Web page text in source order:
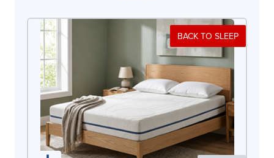
BACK TO SLEEP